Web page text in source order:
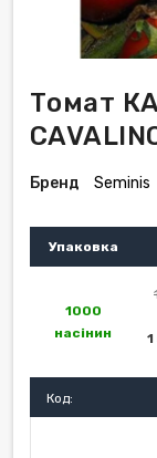
Томат
Бренд Seminis
Упаковка
1000
насінин
Код: